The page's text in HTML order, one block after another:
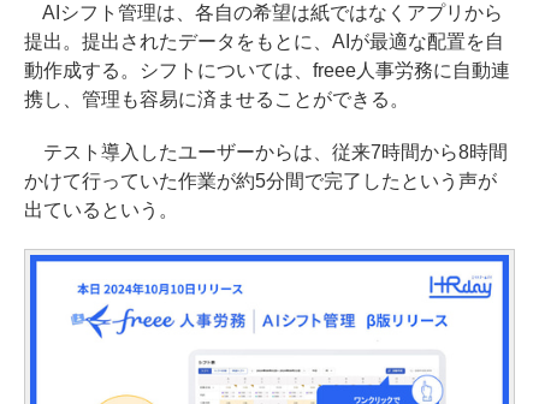
AIシフト管理は、各自の希望は紙ではなくアプリから
提出。提出されたデータをもとに、AIが最適な配置を自
動作成する。シフトについては、freee人事労務に自動連
携し、管理も容易に済ませることができる。
テスト導入したユーザーからは、従来7時間から8時間
かけて行っていた作業が約5分間で完了したという声が
出ているという。